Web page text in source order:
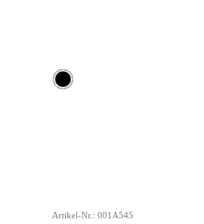
Artikel-Nr.: 001A545